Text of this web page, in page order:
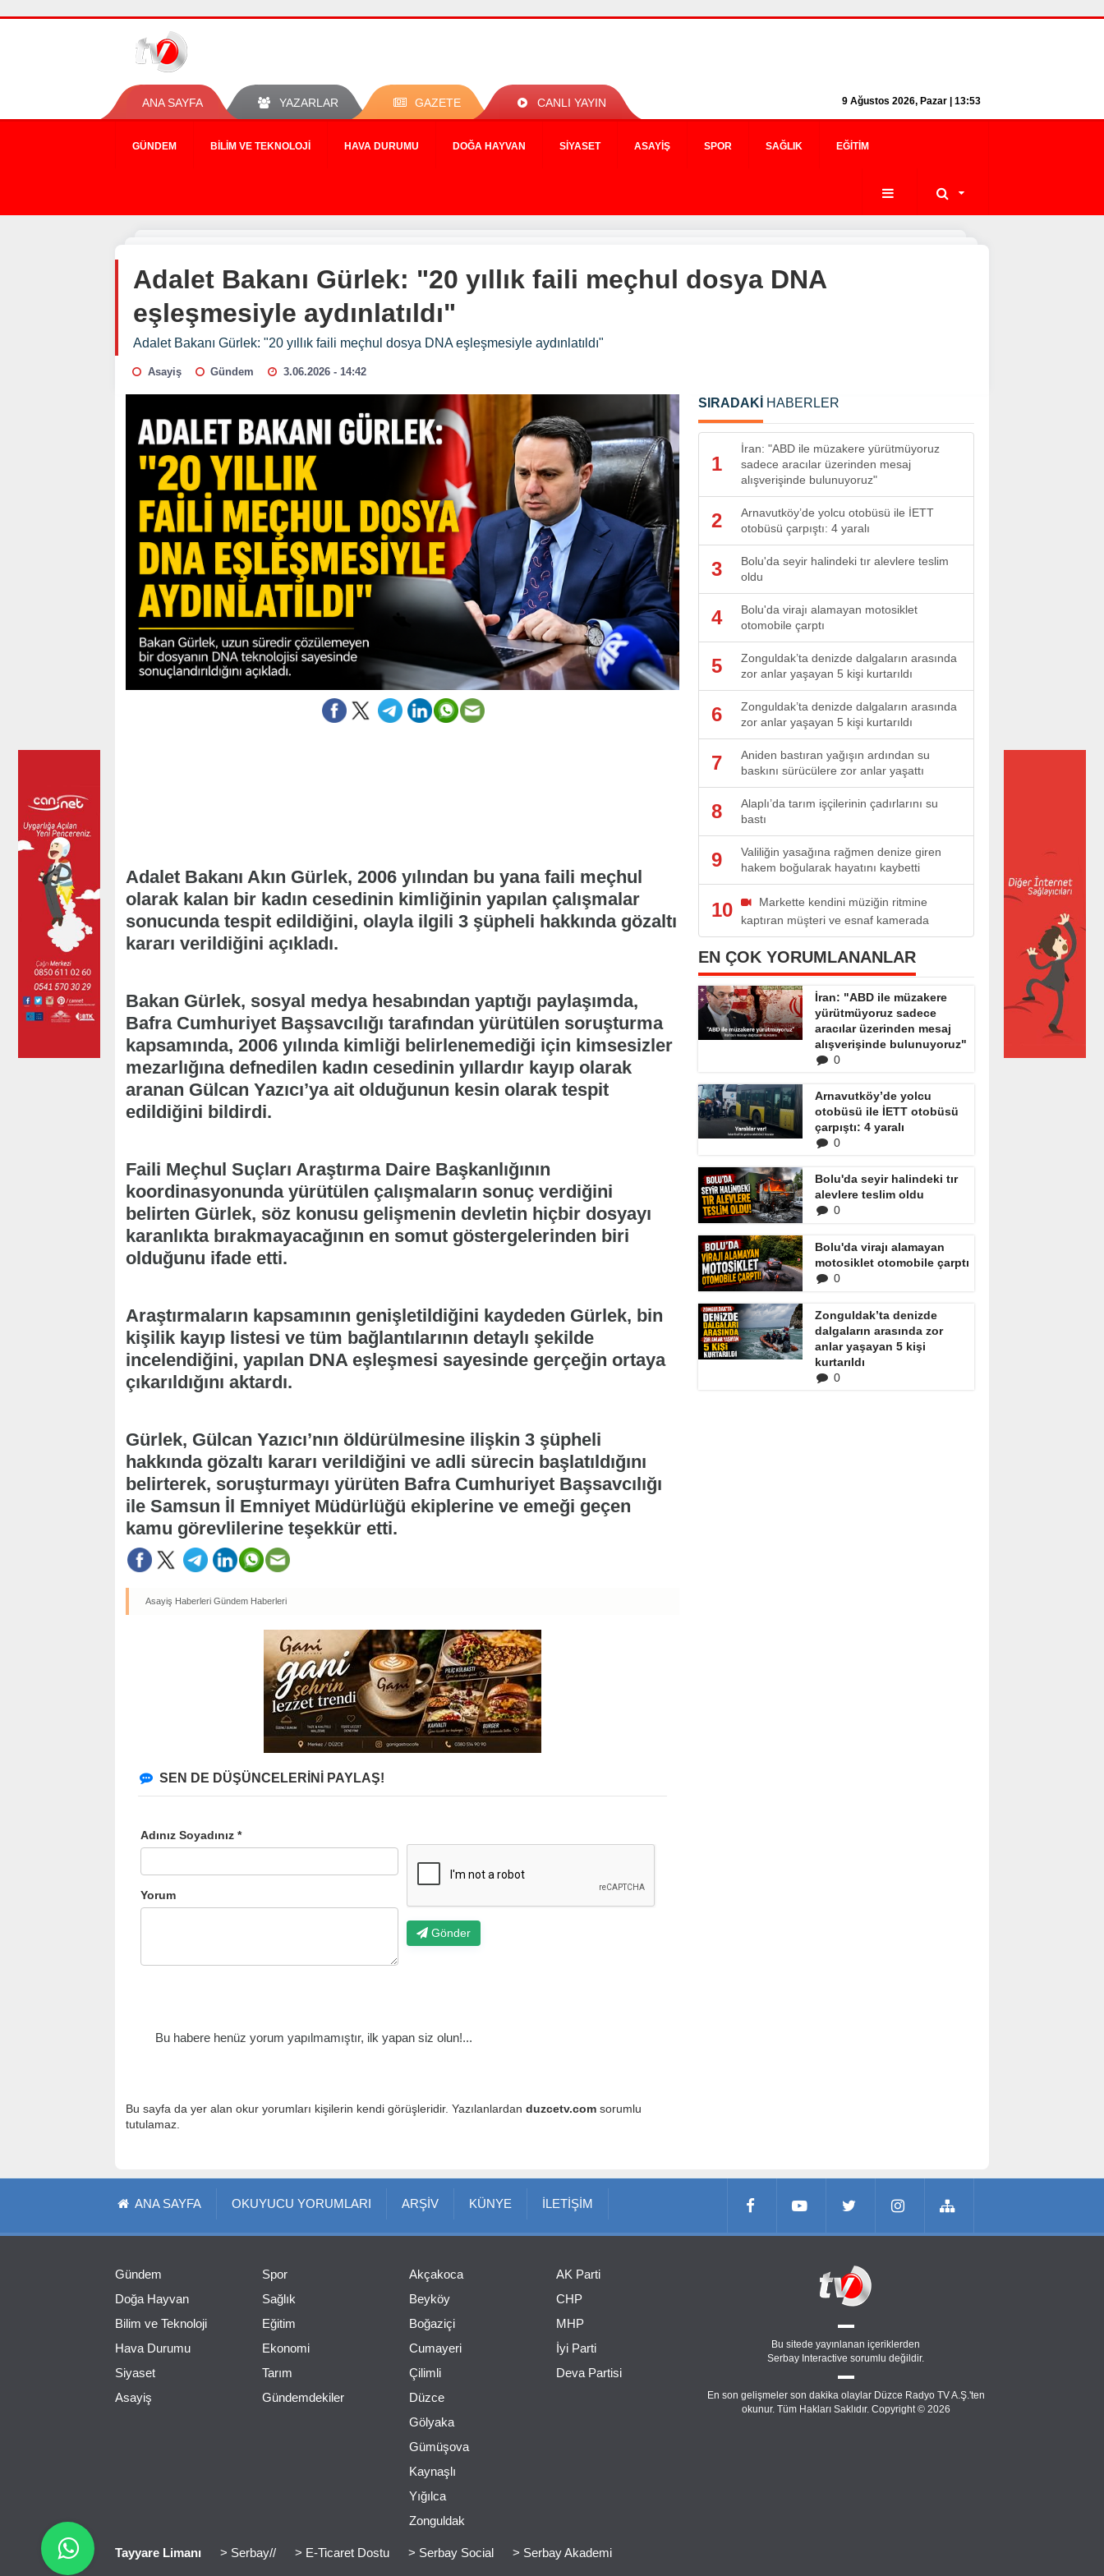
ANA SAYFA YAZARLAR GAZETE CANLI YAYIN 9 Ağustos 2026, Pazar | 13:53
GÜNDEM BILIM VE TEKNOLOJI HAVA DURUMU DOĞA HAYVAN SIYASET ASAYIŞ SPOR SAĞLIK EĞITIM
Adalet Bakanı Gürlek: "20 yıllık faili meçhul dosya DNA
eşleşmesiyle aydınlatıldı"
Adalet Bakanı Gürlek: "20 yıllık faili meçhul dosya DNA eşleşmesiyle aydınlatıldı"
Asayiş Gündem 3.06.2026 - 14:42
Adalet Bakanı Akın Gürlek, 2006 yılından bu yana faili meçhul
olarak kalan bir kadın cesedinin kimliğinin yapılan çalışmalar
sonucunda tespit edildiğini, olayla ilgili 3 şüpheli hakkında gözaltı
kararı verildiğini açıkladı.
Bakan Gürlek, sosyal medya hesabından yaptığı paylaşımda,
Bafra Cumhuriyet Başsavcılığı tarafından yürütülen soruşturma
kapsamında, 2006 yılında kimliği belirlenemediği için kimsesizler
mezarlığına defnedilen kadın cesedinin yıllardır kayıp olarak
aranan Gülcan Yazıcı’ya ait olduğunun kesin olarak tespit
edildiğini bildirdi.
Faili Meçhul Suçları Araştırma Daire Başkanlığının
koordinasyonunda yürütülen çalışmaların sonuç verdiğini
belirten Gürlek, söz konusu gelişmenin devletin hiçbir dosyayı
karanlıkta bırakmayacağının en somut göstergelerinden biri
olduğunu ifade etti.
Araştırmaların kapsamının genişletildiğini kaydeden Gürlek, bin
kişilik kayıp listesi ve tüm bağlantılarının detaylı şekilde
incelendiğini, yapılan DNA eşleşmesi sayesinde gerçeğin ortaya
çıkarıldığını aktardı.
Gürlek, Gülcan Yazıcı’nın öldürülmesine ilişkin 3 şüpheli
hakkında gözaltı kararı verildiğini ve adli sürecin başlatıldığını
belirterek, soruşturmayı yürüten Bafra Cumhuriyet Başsavcılığı
ile Samsun İl Emniyet Müdürlüğü ekiplerine ve emeği geçen
kamu görevlilerine teşekkür etti.
Asayiş Haberleri Gündem Haberleri
SEN DE DÜŞÜNCELERİNİ PAYLAŞ!
Adınız Soyadınız *
Yorum
Gönder
Bu habere henüz yorum yapılmamıştır, ilk yapan siz olun!...
Bu sayfa da yer alan okur yorumları kişilerin kendi görüşleridir. Yazılanlardan duzcetv.com sorumlu
tutulamaz.
SIRADAKİ HABERLER
1
İran: "ABD ile müzakere yürütmüyoruz
sadece aracılar üzerinden mesaj
alışverişinde bulunuyoruz"
2
Arnavutköy’de yolcu otobüsü ile İETT
otobüsü çarpıştı: 4 yaralı
3
Bolu'da seyir halindeki tır alevlere teslim
oldu
4
Bolu'da virajı alamayan motosiklet
otomobile çarptı
5
Zonguldak’ta denizde dalgaların arasında
zor anlar yaşayan 5 kişi kurtarıldı
6
Zonguldak’ta denizde dalgaların arasında
zor anlar yaşayan 5 kişi kurtarıldı
7
Aniden bastıran yağışın ardından su
baskını sürücülere zor anlar yaşattı
8
Alaplı’da tarım işçilerinin çadırlarını su
bastı
9
Valiliğin yasağına rağmen denize giren
hakem boğularak hayatını kaybetti
10
Markette kendini müziğin ritmine
kaptıran müşteri ve esnaf kamerada
EN ÇOK YORUMLANANLAR
İran: "ABD ile müzakere
yürütmüyoruz sadece
aracılar üzerinden mesaj
alışverişinde bulunuyoruz"
0
Arnavutköy’de yolcu
otobüsü ile İETT otobüsü
çarpıştı: 4 yaralı
0
Bolu'da seyir halindeki tır
alevlere teslim oldu
0
Bolu'da virajı alamayan
motosiklet otomobile çarptı
0
Zonguldak’ta denizde
dalgaların arasında zor
anlar yaşayan 5 kişi
kurtarıldı
0
ANA SAYFA OKUYUCU YORUMLARI ARŞİV KÜNYE İLETİŞİM
Gündem
Doğa Hayvan
Bilim ve Teknoloji
Hava Durumu
Siyaset
Asayiş
Spor
Sağlık
Eğitim
Ekonomi
Tarım
Gündemdekiler
Akçakoca
Beyköy
Boğaziçi
Cumayeri
Çilimli
Düzce
Gölyaka
Gümüşova
Kaynaşlı
Yığılca
Zonguldak
AK Parti
CHP
MHP
İyi Parti
Deva Partisi
Bu sitede yayınlanan içeriklerden
Serbay Interactive sorumlu değildir.
En son gelişmeler son dakika olaylar Düzce Radyo TV A.Ş.'ten
okunur. Tüm Hakları Saklıdır. Copyright © 2026
Tayyare Limanı > Serbay// > E-Ticaret Dostu > Serbay Social > Serbay Akademi